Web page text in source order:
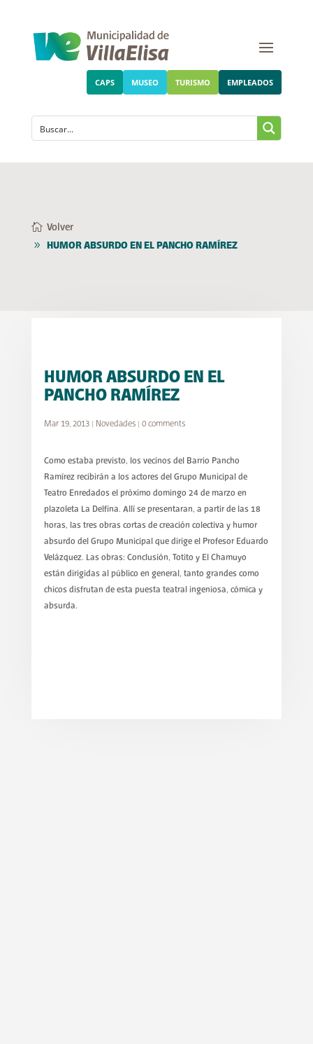
CAPS MUSEO TURISMO EMPLEADOS
Volver
HUMOR ABSURDO EN EL PANCHO RAMÍREZ
HUMOR ABSURDO EN EL
PANCHO RAMÍREZ
Mar 19, 2013| Novedades| 0 comments
Como estaba previsto, los vecinos del Barrio Pancho
Ramírez recibirán a los actores del Grupo Municipal de
Teatro Enredados el próximo domingo 24 de marzo en
plazoleta La Delfina. Allí se presentaran, a partir de las 18
horas, las tres obras cortas de creación colectiva y humor
absurdo del Grupo Municipal que dirige el Profesor Eduardo
Velázquez. Las obras: Conclusión, Totito y El Chamuyo
están dirigidas al público en general, tanto grandes como
chicos disfrutan de esta puesta teatral ingeniosa, cómica y
absurda.